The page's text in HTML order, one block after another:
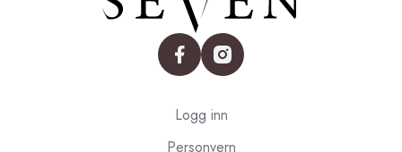
facebookinstagram
Logg inn
Personvern